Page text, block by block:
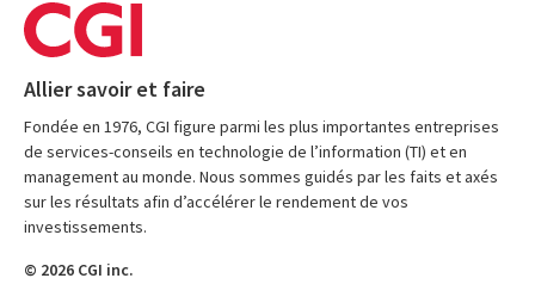
Allier savoir et faire
Fondée en 1976, CGI figure parmi les plus importantes entreprises
de services-conseils en technologie de l’information (TI) et en
management au monde. Nous sommes guidés par les faits et axés
sur les résultats afin d’accélérer le rendement de vos
investissements.
© 2026 CGI inc.